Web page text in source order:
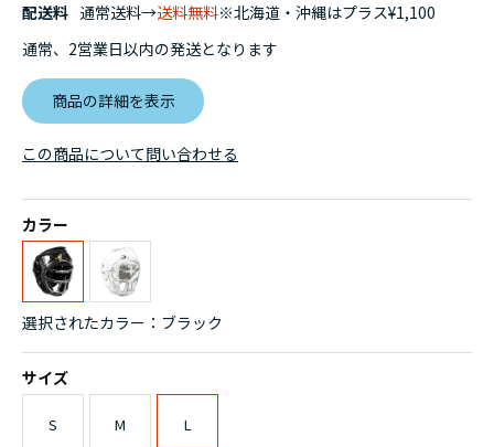
配送料 通常送料→送料無料※北海道・沖縄はプラス¥1,100
通常、2営業日以内の発送となります
商品の詳細を表示
カラー
選択されたカラー：ブラック
サイズ
S M L
この商品について問い合わせる